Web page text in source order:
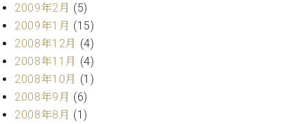
2009年2月 (5)
2009年1月 (15)
2008年12月 (4)
2008年11月 (4)
2008年10月 (1)
2008年9月 (6)
2008年8月 (1)